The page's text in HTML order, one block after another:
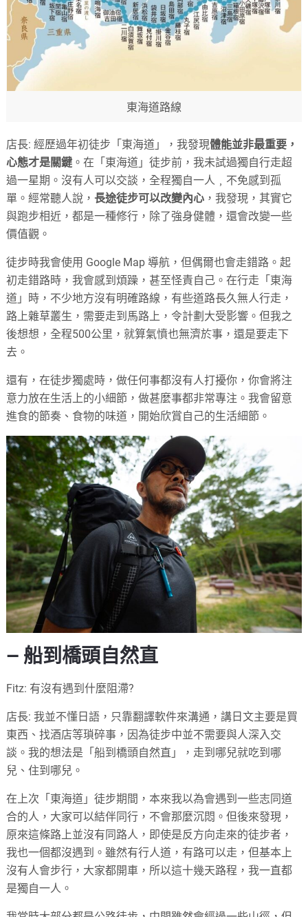
東海道路線
店長: 經歷過年初徒步「東海道」，我發現體能並非最重要，
心態才是關鍵 。在「東海道」徒步前，我未試過獨自行走超
過一星期。沒有人可以交談，全程獨自一人﹐不免感到孤
單。經常聽人說，長途徒步可以改變內心 ，我發現，其實它
與跑步相近，都是一種修行，除了強身健體，還會改變一些
價值觀。
徒步時我會使用 Google Map 導航，但偶爾也會走錯路。起
初走錯路時，我會感到煩躁，甚至怪責自己。在行走「東海
道」時，不少地方沒有明確路線，有些道路長久無人行走，
路上雜草叢生，需要走到馬路上，令計劃大受影響。但我之
後想想，全程500公里，就算氣憤也無濟於事，還是要走下
去。
還有，在徒步獨處時，做任何事都沒有人打擾你，你會將注
意力放在生活上的小細節，做甚麼事都非常專注。我會留意
進食的節奏、食物的味道，開始欣賞自己的生活細節。
— 船到橋頭自然直
Fitz: 有沒有遇到什麼阻滯?
店長: 我並不懂日語，只靠翻譯軟件來溝通，講日文主要是買
東西、找酒店等瑣碎事，因為徒步中並不需要與人深入交
談。我的想法是「船到橋頭自然直」，走到哪兒就吃到哪
兒、住到哪兒。
在上次「東海道」徒步期間，本來我以為會遇到一些志同道
合的人，大家可以結伴同行，不會那麼沉悶。但後來發現，
原來這條路上並沒有同路人，即使是反方向走來的徒步者，
我也一個都沒遇到。雖然有行人道，有路可以走，但基本上
沒有人會步行，大家都開車，所以這十幾天路程，我一直都
是獨自一人。